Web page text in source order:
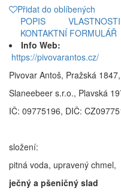
Přidat do oblíbených
POPIS
VLASTNOSTI
KONTAKTNÍ FORMULÁŘ
Info Web:
https://pivovarantos.cz/
Pivovar Antoš, Pražská
Slaneebeer s.r.o., Plavská
IČ: 09775196, DIČ:
složení:
pitná voda, upravený chmel,
ječný a pšeničný slad